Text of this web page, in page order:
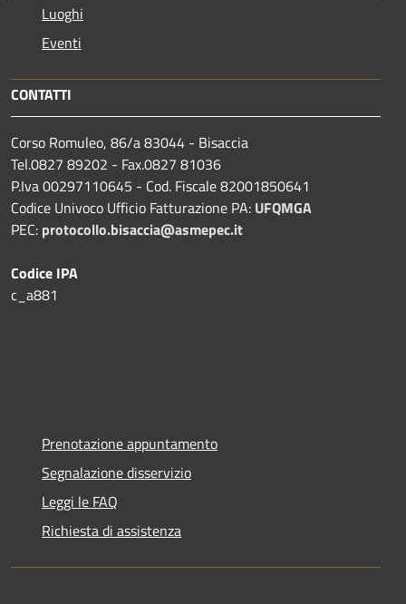
Luoghi
Eventi
CONTATTI
Corso Romuleo, 86/a 83044 - Bisaccia
Tel.0827 89202 - Fax.0827 81036
P.Iva 00297110645 - Cod. Fiscale 82001850641
Codice Univoco Ufficio Fatturazione PA: UFQMGA
PEC: protocollo.bisaccia@asmepec.it
Codice IPA
c_a881
Prenotazione appuntamento
Segnalazione disservizio
Leggi le FAQ
Richiesta di assistenza